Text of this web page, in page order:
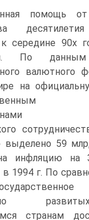
помощь
десятилетия
середине 90х
По данным
валютного
на
59
инфляцию на
1994 г. По
странам